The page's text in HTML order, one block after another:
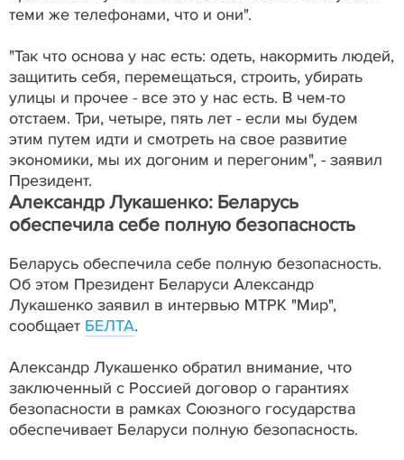
теми же телефонами, что и они".
"Так что основа у нас есть: одеть, накормить людей,
защитить себя, перемещаться, строить, убирать
улицы и прочее - все это у нас есть. В чем-то
отстаем. Три, четыре, пять лет - если мы будем
этим путем идти и смотреть на свое развитие
экономики, мы их догоним и перегоним", - заявил
Президент.
Александр Лукашенко: Беларусь
обеспечила себе полную безопасность
Беларусь обеспечила себе полную безопасность.
Об этом Президент Беларуси Александр
Лукашенко заявил в интервью МТРК "Мир",
сообщает БЕЛТА.
Александр Лукашенко обратил внимание, что
заключенный с Россией договор о гарантиях
безопасности в рамках Союзного государства
обеспечивает Беларуси полную безопасность.